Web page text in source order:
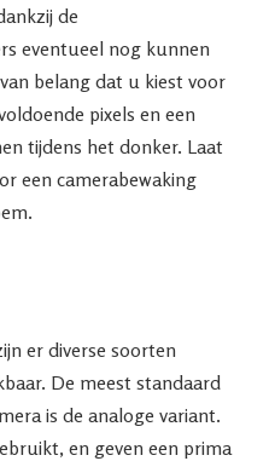
de
eventueel nog kunnen
belang dat u kiest voor
pixels en een
tijdens het donker. Laat
een camerabewaking
er diverse soorten
De meest standaard
is de analoge variant.
en geven een prima